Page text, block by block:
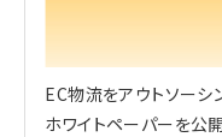
EC物流をアウトソー
ホワイトペーパーを公開